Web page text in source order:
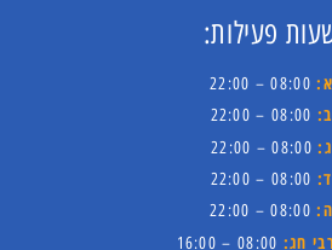
פעילות:
א:08:00 – 22:00
ב:
ג:08:00 – 22:00
ד:
ה:08:00 – 22:00
חג: